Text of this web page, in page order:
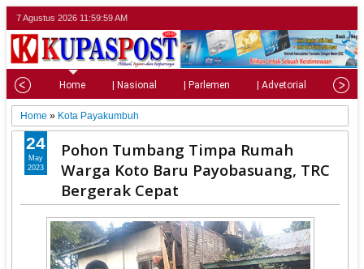
7 Agustus 2026 12:00:01 PM
Home | Nasional | Parlemen | Advetorial |
Home » Kota Payakumbuh
Pohon Tumbang Timpa Rumah
Warga Koto Baru Payobasuang, TRC
Bergerak Cepat
24
May
2023